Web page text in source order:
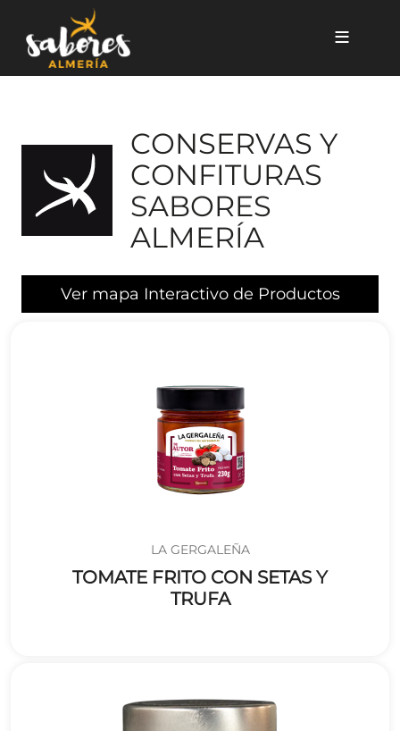
CONSERVAS Y
CONFITURAS
SABORES
ALMERÍA
Ver mapa Interactivo de Productos
LA GERGALEÑA
TOMATE FRITO CON SETAS Y
TRUFA